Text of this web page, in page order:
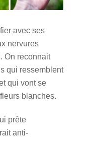
avec ses
nervures
On reconnait
qui ressemblent
qui vont se
blanches.
prête
anti-